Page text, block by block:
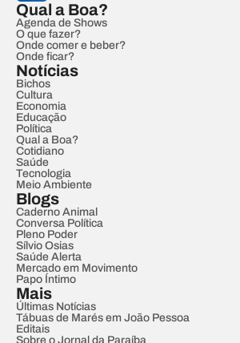
Qual a Boa?
Agenda de Shows
O que fazer?
Onde comer e beber?
Onde ficar?
Notícias
Bichos
Cultura
Economia
Educação
Política
Qual a Boa?
Cotidiano
Saúde
Tecnologia
Meio Ambiente
Blogs
Caderno Animal
Conversa Política
Pleno Poder
Sílvio Osias
Saúde Alerta
Mercado em Movimento
Papo Íntimo
Mais
Últimas Notícias
Tábuas de Marés em João Pessoa
Editais
Sobre o Jornal da Paraíba